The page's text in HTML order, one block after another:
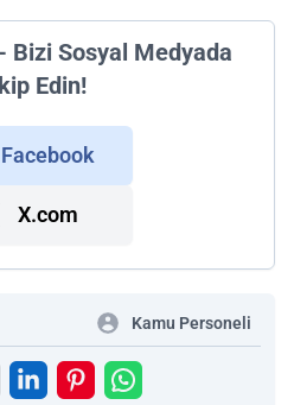
Bizi Sosyal Medyada
Edin!
Facebook
X.com
Kamu Personeli